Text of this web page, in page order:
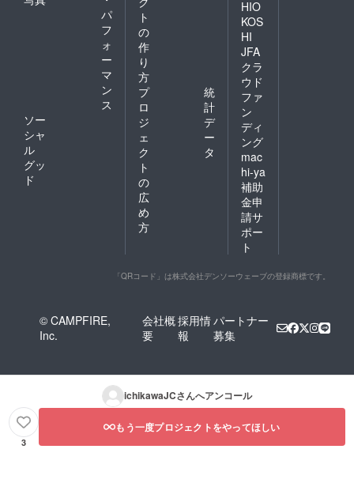
パ
フ
ォ
ー
マ
ン
ス
ソー
シャ
ル
グッ
ド
ト
の
作
り
方
プ
ロ
ジ
ェ
ク
ト
の
広
め
方
統
計
デ
ー
タ
HIO
KOS
HI
JFA
クラ
ウド
ファ
ン
ディ
ング
mac
hi-ya
補助
金申
請サ
ポー
ト
「QRコード」は株式会社デンソーウェーブの登録商標です。
© CAMPFIRE,
Inc.
会社概
要
採用情
報
パートナー
募集
ichikawaJCさんへアンコール
3
もう一度プロジェクトをやってほしい